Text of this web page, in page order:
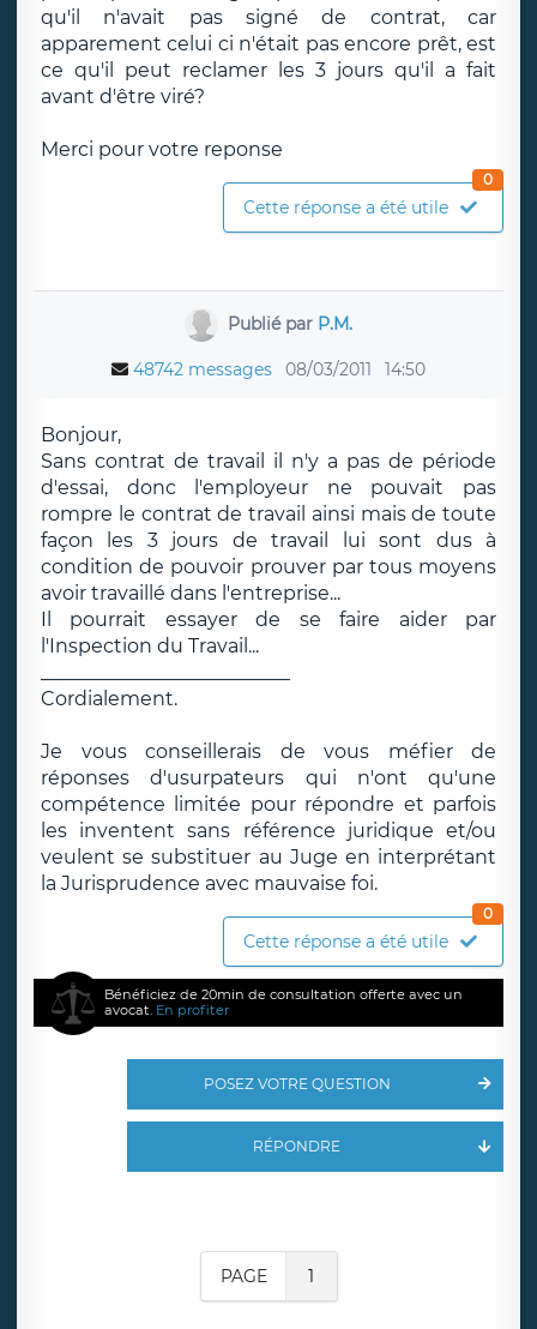
qu'il n'avait pas signé de contrat, car
apparement celui ci n'était pas encore prêt, est
ce qu'il peut reclamer les 3 jours qu'il a fait
avant d'être viré?
Merci pour votre reponse
Cette réponse a été utile
0
Publié par P.M.
48742 messages 08/03/2011 14:50
Bonjour,
Sans contrat de travail il n'y a pas de période
d'essai, donc l'employeur ne pouvait pas
rompre le contrat de travail ainsi mais de toute
façon les 3 jours de travail lui sont dus à
condition de pouvoir prouver par tous moyens
avoir travaillé dans l'entreprise...
Il pourrait essayer de se faire aider par
l'Inspection du Travail...
Cordialement.
Je vous conseillerais de vous méfier de
réponses d'usurpateurs qui n'ont qu'une
compétence limitée pour répondre et parfois
les inventent sans référence juridique et/ou
veulent se substituer au Juge en interprétant
la Jurisprudence avec mauvaise foi.
Cette réponse a été utile
0
Bénéficiez de 20min de consultation offerte avec un
avocat. En profiter
POSEZ VOTRE QUESTION
RÉPONDRE
PAGE 1